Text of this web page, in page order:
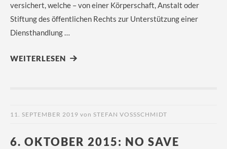
versichert, welche – von einer Körperschaft, Anstalt oder
Stiftung des öffentlichen Rechts zur Unterstützung einer
Diensthandlung …
WEITERLESEN
11. SEPTEMBER 2019 von STEFAN VOSSSCHMIDT
6. OKTOBER 2015: NO SAVE